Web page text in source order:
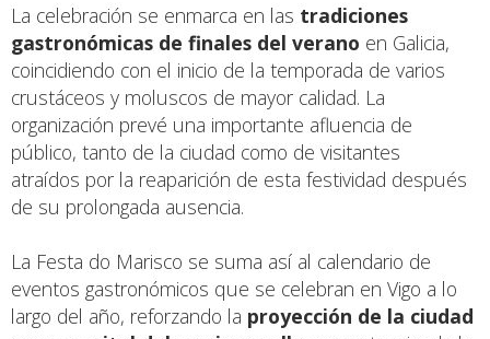
La celebración se enmarca en las tradiciones
gastronómicas de finales del verano en Galicia,
coincidiendo con el inicio de la temporada de varios
crustáceos y moluscos de mayor calidad. La
organización prevé una importante afluencia de
público, tanto de la ciudad como de visitantes
atraídos por la reaparición de esta festividad después
de su prolongada ausencia.
La Festa do Marisco se suma así al calendario de
eventos gastronómicos que se celebran en Vigo a lo
largo del año, reforzando la proyección de la ciudad